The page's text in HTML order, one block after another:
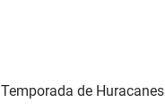
Temporada de Huracanes